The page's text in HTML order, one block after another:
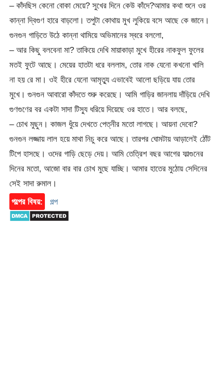
– কাঁদছিস কেনো বোকা মেয়ে? সুখের দিনে কেউ কাঁদে?আমার কথা শুনে ওর
কান্না দ্বিগুণ হারে বাড়লো। তপুটা কোথায় মুখ লুকিয়ে বসে আছে কে জানে।
গুনগুন গাড়িতে উঠে কান্না থামিয়ে অভিমানের স্বরে বললো,
– আর কিছু বলবেনা মা? তাকিয়ে দেখি মায়াকাড়া মুখে হীরের নাকফুল ফুলের
মতই ফুটে আছে। মেয়ের হাতটা ধরে বললাম, তোর নাক যেনো কখনো খালি
না হয় রে মা। ওই হীরে যেনো আমৃত্যু এভাবেই আলো ছড়িয়ে যায় তোর
মুখে। গুনগুন আবারো কাঁদতে শুরু করেছে। আমি গাড়ির জানলায় দাঁড়িয়ে দেখি
গুণগুণের বর একটা সাদা টিস্যু ধরিয়ে দিয়েছে ওর হাতে। আর বলছে,
– চোখ মুছুন। কাজল ধুঁয়ে দেখতে পেত্নীর মতো লাগছে। আয়না দেবো?
গুনগুন লজ্জায় লাল হয়ে মাথা নিচু করে আছে। তারপর ঘোমটায় আড়ালেই ঠোঁট
টিপে হাসছে। ওদের গাড়ি ছেড়ে দেয়। আমি তেত্রিশ বছর আগের ফাল্গুনের
দিনের মতো, আজো বার বার চোখ মুছে যাচ্ছি। আমার হাতের মুঠোয় সেদিনের
সেই সাদা রুমাল।
গল্পের বিষয়:
গল্প